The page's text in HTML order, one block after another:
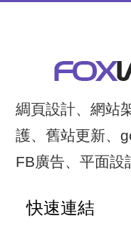
綢頁設計、網站
護、舊站更新、
FB廣告、平面設
快速連結